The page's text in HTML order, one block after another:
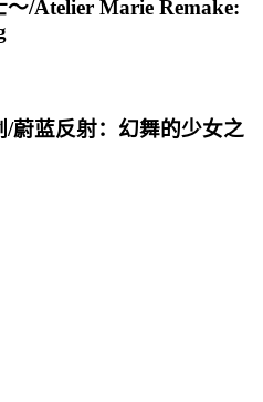
/Atelier Marie Remake:
蔚蓝反射：幻舞的少女之